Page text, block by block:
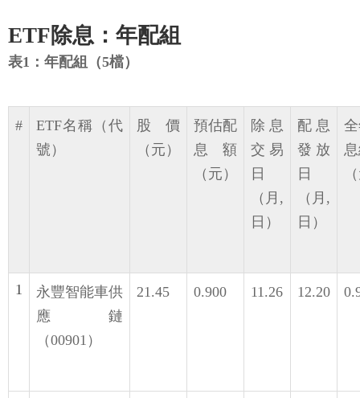
ETF除息：年配組
表1：年配組（5檔）
#
ETF名稱（代
號）
股價
（元）
預估配
息額
（元）
除息
交易
日
（月,
日）
配息
發放
日
（月,
日）
1
永豐智能車供
應鏈
（00901）
21.45 0.900 11.26 12.20